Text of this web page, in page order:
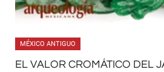
MÉXICO ANTIGUO
EL VALOR CROMÁTICO DEL